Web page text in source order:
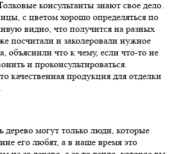
консультанты знают свое дело.
с цветом хорошо определяться по
видно, что получится на разных
посчитали и заколеровали нужное
объяснили что к чему, если что-то не
и проконсультироваться.
качественная продукция для отделки
дерево могут только люди, которые
его любят, а в наше время это